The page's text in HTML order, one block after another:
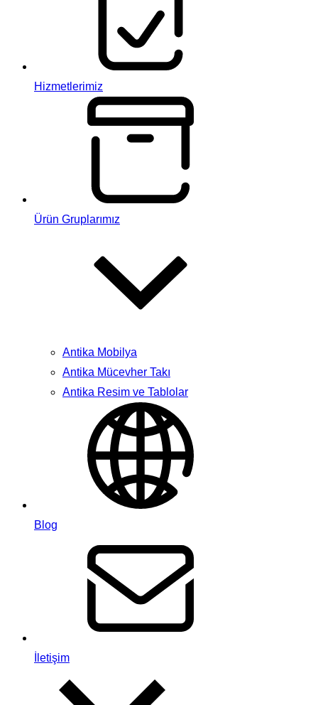
Hizmetlerimiz
Ürün Gruplarımız
Antika Mobilya
Antika Mücevher Takı
Antika Resim ve Tablolar
Blog
İletişim